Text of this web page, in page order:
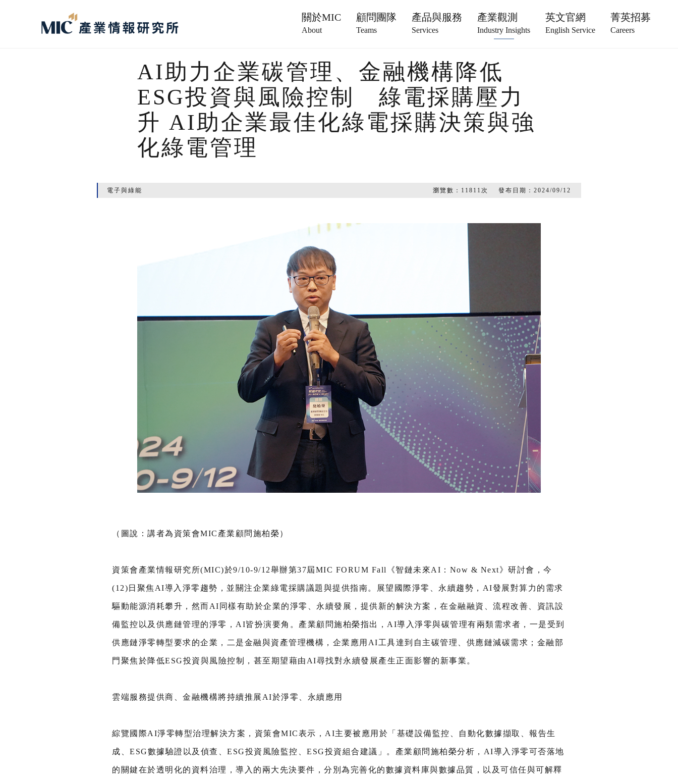
關於MIC
About
顧問團隊
Teams
產品與服務
Services
產業觀測
Industry Insights
英文官網
English Service
菁英招募
Careers
AI助力企業碳管理、金融機構降低
ESG投資與風險控制 綠電採購壓力
升 AI助企業最佳化綠電採購決策與強
化綠電管理
電子與綠能 瀏覽數： 11811 次 發布日期： 2024/09/12
（圖說：講者為資策會MIC產業顧問施柏榮）
資策會產業情報研究所(MIC)於9/10-9/12舉辦第37屆MIC FORUM Fall《智鏈未來AI：Now & Next》研討會，今
(12)日聚焦AI導入淨零趨勢，並關注企業綠電採購議題與提供指南。展望國際淨零、永續趨勢，AI發展對算力的需求
驅動能源消耗攀升，然而AI同樣有助於企業的淨零、永續發展，提供新的解決方案，在金融融資、流程改善、資訊設
備監控以及供應鏈管理的淨零，AI皆扮演要角。產業顧問施柏榮指出，AI導入淨零與碳管理有兩類需求者，一是受到
供應鏈淨零轉型要求的企業，二是金融與資產管理機構，企業應用AI工具達到自主碳管理、供應鏈減碳需求；金融部
門聚焦於降低ESG投資與風險控制，甚至期望藉由AI尋找對永續發展產生正面影響的新事業。
雲端服務提供商、金融機構將持續推展AI於淨零、永續應用
綜覽國際AI淨零轉型治理解決方案，資策會MIC表示，AI主要被應用於「基礎設備監控、自動化數據擷取、報告生
成、ESG數據驗證以及偵查、ESG投資風險監控、ESG投資組合建議」。產業顧問施柏榮分析，AI導入淨零可否落地
的關鍵在於透明化的資料治理，導入的兩大先決要件，分別為完善化的數據資料庫與數據品質，以及可信任與可解釋